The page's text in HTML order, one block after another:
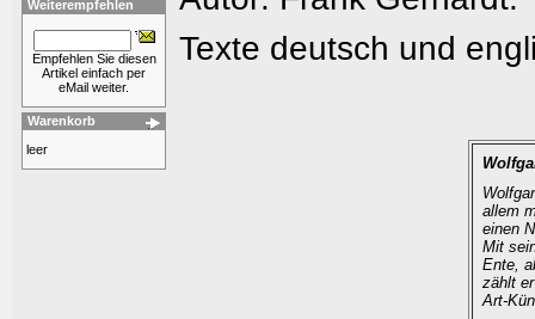
Weiterempfehlen
Empfehlen Sie diesen
Artikel einfach per
eMail weiter.
Warenkorb
leer
Texte deutsch und
allem
einen
Mit
Ente,
zählt
Art-